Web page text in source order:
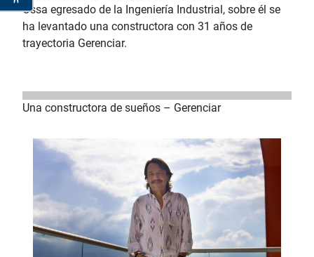
Ossa egresado de la Ingeniería Industrial, sobre él se
ha levantado una constructora con 31 años de
trayectoria Gerenciar.
Una constructora de sueños – Gerenciar